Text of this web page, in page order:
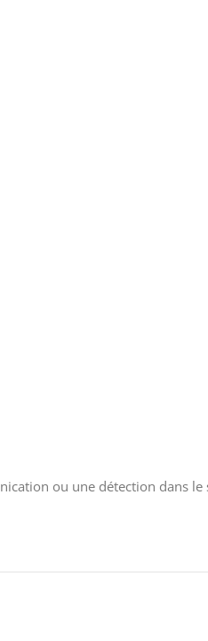
ou une détection dans